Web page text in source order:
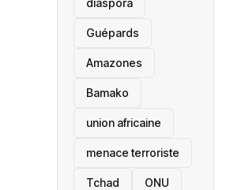
Guépards
Amazones
Bamako
union africaine
menace terroriste
‎Tchad ONU